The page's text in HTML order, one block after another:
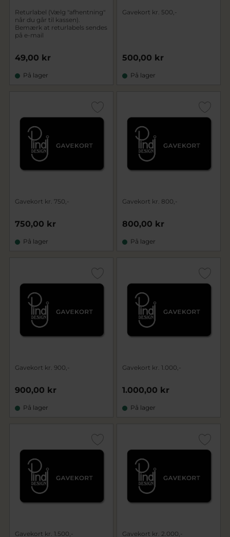
Returlabel (Vælg "afhentning"
når du går til kassen).
Bemærk at returlabels sendes
på e-mail
49,00 kr
På lager
Gavekort kr. 500,-
500,00 kr
På lager
Gavekort kr. 750,-
750,00 kr
På lager
Gavekort kr. 800,-
800,00 kr
På lager
Gavekort kr. 900,-
900,00 kr
På lager
Gavekort kr. 1.000,-
1.000,00 kr
På lager
Gavekort kr. 1.500,- Gavekort kr. 2.000,-